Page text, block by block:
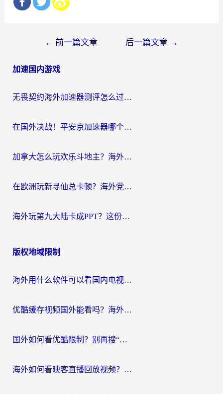
导
← 前一篇文章 后一篇文章 →
加速国内游戏
无畏契约海外加速器测评怎么过？海外玩家亲测实用指南（附小众技巧）
在国外决战！平安京加速器哪个好用一点？老玩家亲测番茄加速器全解析
加拿大怎么玩欢乐斗地主？海外党国服游戏加速终极指南（附绝地求生未来之役300英雄实测）
在欧洲玩新寻仙总卡顿？海外党必看的国服游戏加速全攻略
海外玩第九大陆卡成PPT？这份网络加速指南帮你丝滑上分
版权地域限制
海外用什么软件可以看国内电视？留学生亲测有效的追剧自由指南
优酷缓存视频国外能看吗？海外党追剧看片的终极解决方案来了
国外如何看优酷限制？别再搜“在日本哪个软件可以看中国电视剧”，这篇教你搞定
海外如何看映客直播回放视频？这份攻略帮你搞定（附腾讯优酷观看技巧）